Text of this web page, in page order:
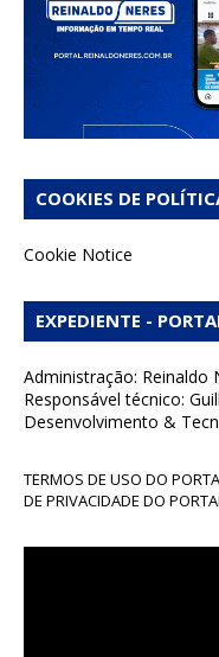
COOKIES DE
Cookie Notice
EXPEDIENTE -
Administração: Reinaldo
Responsável técnico:
Desenvolvimento &
TERMOS DE USO DO
DE PRIVACIDADE DO